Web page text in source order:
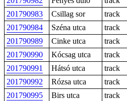
201790983
Csillag sor
track
201790984
Széna utca
track
201790989
Cinke utca
track
201790990
Kócsag utca
track
201790991
Hátsó utca
track
201790992
Rózsa utca
track
201790995
Birs utca
track